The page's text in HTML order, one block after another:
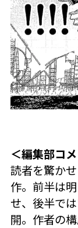
＜編集部コ
読者を驚か
作。前半は
せ、後半で
開。作者の